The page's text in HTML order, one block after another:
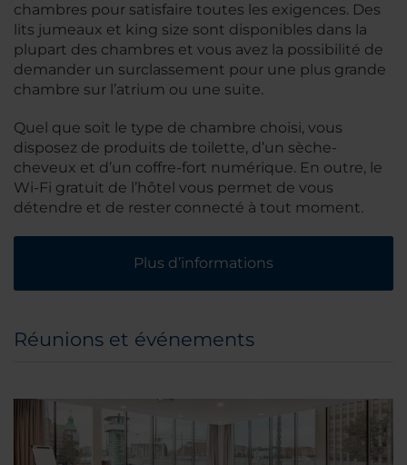
chambres pour satisfaire toutes les exigences. Des
lits jumeaux et king size sont disponibles dans la
plupart des chambres et vous avez la possibilité de
demander un surclassement pour une plus grande
chambre sur l’atrium ou une suite.
Quel que soit le type de chambre choisi, vous
disposez de produits de toilette, d’un sèche-
cheveux et d’un coffre-fort numérique. En outre, le
Wi-Fi gratuit de l’hôtel vous permet de vous
détendre et de rester connecté à tout moment.
Plus d’informations
Réunions et événements